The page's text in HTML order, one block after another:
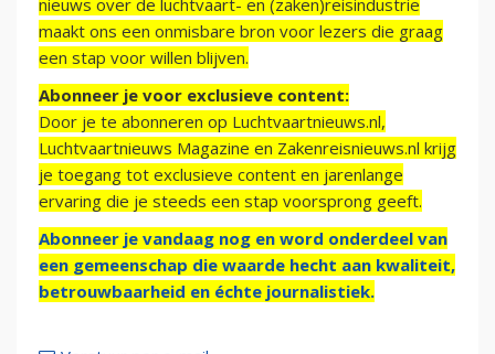
nieuws over de luchtvaart- en (zaken)reisindustrie
maakt ons een onmisbare bron voor lezers die graag
een stap voor willen blijven.
Abonneer je voor exclusieve content:
Door je te abonneren op Luchtvaartnieuws.nl,
Luchtvaartnieuws Magazine en Zakenreisnieuws.nl krijg
je toegang tot exclusieve content en jarenlange
ervaring die je steeds een stap voorsprong geeft.
Abonneer je vandaag nog en word onderdeel van
een gemeenschap die waarde hecht aan kwaliteit,
betrouwbaarheid en échte journalistiek.